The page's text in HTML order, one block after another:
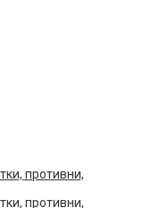
противни,
противни,